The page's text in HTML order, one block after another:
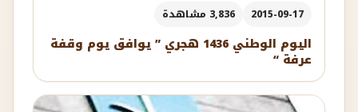
2015-09-17 3,836 مشاهدة
اليوم الوطني 1436 هجري ” يوافق يوم وقفة
عرفة “